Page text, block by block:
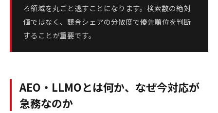
ろ領域を丸ごと逃すことになります。検索数の絶対
値ではなく、競合シェアの分散度で優先順位を判断
することが重要です。
AEO・LLMOとは何か、なぜ今対応が
急務なのか